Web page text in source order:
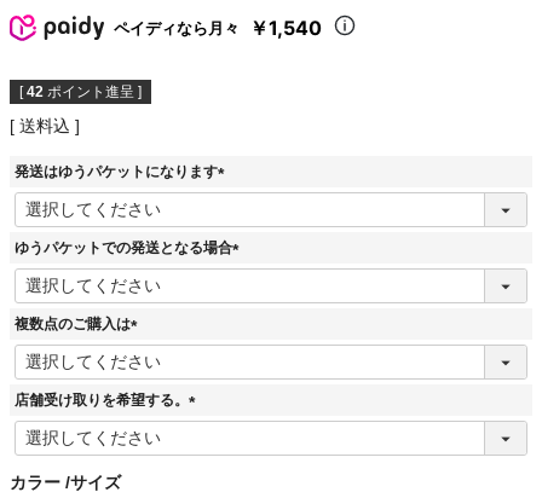
ペイディなら月々 ￥1,540
[ 42 ポイント進呈 ]
送料込
発送はゆうパケットになります
(
須
ゆうパケットでの発送となる場合
(
複数点のご購入は
(
必
須
店舗受け取りを希望する。
(
カラー サイズ